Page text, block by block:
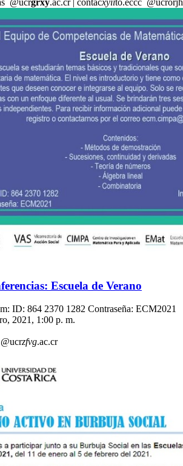
@ucrgrxy.ac.cr| contacxyiito.eccc @ucrorjh
Escuela de Verano
ID: 864 2370 1282 Contraseña: ECM2021
2021, 1:00 p. m.
@ucrzfvg.ac.cr